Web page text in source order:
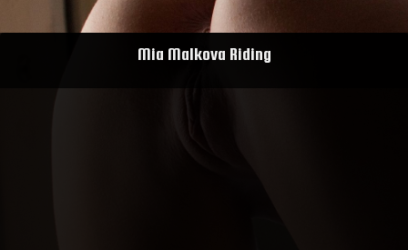
Mia Malkova Riding